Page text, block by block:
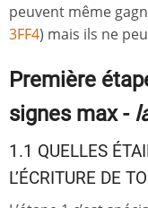
peuvent même
3FF4) mais ils ne
Première
signes max -
1.1 QUELLES
L’ÉCRITURE DE